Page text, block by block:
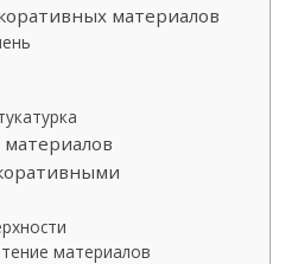
материалов
материалов